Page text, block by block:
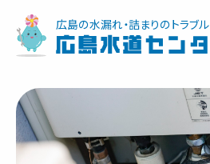
広島の水漏れ・詰まりのトラブル
広島水道センター